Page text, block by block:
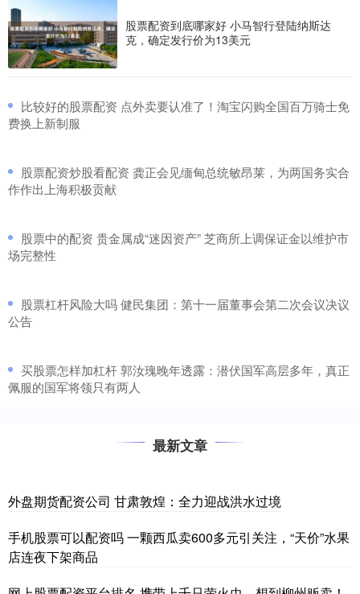
股票配资到底哪家好 小马智行登陆纳斯达
克，确定发行价为13美元
​比较好的股票配资 点外卖要认准了！淘宝闪购全国百万骑士免
费换上新制服
​股票配资炒股看配资 龚正会见缅甸总统敏昂莱，为两国务实合
作作出上海积极贡献
​股票中的配资 贵金属成“迷因资产” 芝商所上调保证金以维护市
场完整性
​股票杠杆风险大吗 健民集团：第十一届董事会第二次会议决议
公告
​买股票怎样加杠杆 郭汝瑰晚年透露：潜伏国军高层多年，真正
佩服的国军将领只有两人
最新文章
外盘期货配资公司 甘肃敦煌：全力迎战洪水过境
手机股票可以配资吗 一颗西瓜卖600多元引关注，“天价”水果
店连夜下架商品